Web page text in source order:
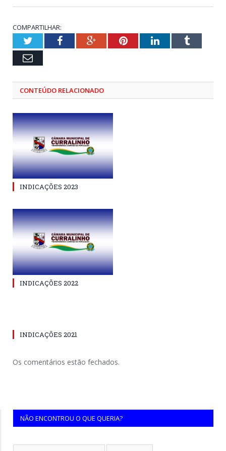
COMPARTILHAR:
TwitterFacebookGoogle+PinterestLinkedInTumblr
Email
CONTEÚDO RELACIONADO
INDICAÇÕES 2023
INDICAÇÕES 2022
INDICAÇÕES 2021
Os comentários estão fechados.
NÃO ENCONTROU O QUE QUERIA?